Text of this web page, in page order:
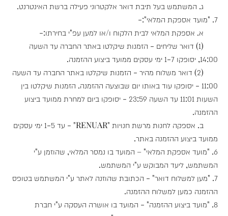
ג. המשתמש בעל תיבת דואר אלקטרוני פעילה ברשת האינטרנט.
7. "מועד אספקת המלאי":-
א. אספקת המלאי לבית הלקוח ו/או למען עפ"י בחירתו:-
(1) דואר שליחים - הזמנות שיקלטו באתר החברה עד השעה
14:00, יסופקו 1-7 ימי עסקים ממועד ביצוע ההזמנה.
(2) דואר משלוח מהיר - הזמנות שיקלטו באתר החברה עד השעה
11:00 - יסופקו עוד באותו יום שבוצעה ההזמנה. הזמנות שיקלטו בין
השעות 11:01 עד השעה 23:59 - יסופקו ביום למחרת ממועד ביצוע
ההזמנה.
ב. אספקה לחנות מרשת חנויות "RENUAR" - עד 1-5 ימי עסקים
ממועד ביצוע ההזמנה באתר.
6. "מועד אספקת המלאי" – המועד בו נמסר המלאי, שהוזמן ע"י
המשתמש, ליעד המבוקש ע"י המשתמש.
7. "מען למשלוח דואר" - הכתובת שהוזנה לאתר ע"י המשתמש בטופס
ההזמנה כמען למשלוח ההזמנה.
8. "מועד ביצוע ההזמנה" - המועד בו אושרה העסקה ע"י חברת